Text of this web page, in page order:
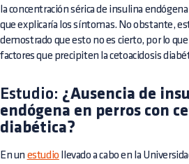
la concentración sérica de insulina
que explicaría los síntomas. No obstante,
demostrado que esto no es cierto, por lo
factores que precipiten la cetoacidosis
Estudio: ¿Ausencia de
endógena en perros con
diabética?
En un estudio llevado a cabo en la